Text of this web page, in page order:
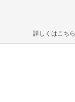
詳しくはこちら